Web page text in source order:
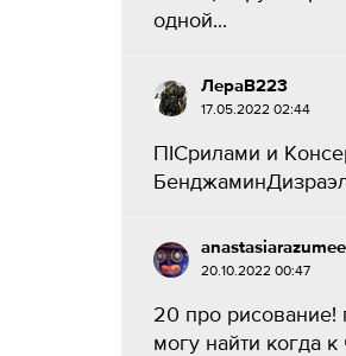
одной...
ЛераВ223
17.05.2022 02:44
ПІСрилами и
20.10.2022 00:47
20 про рисование!
могу найти когда